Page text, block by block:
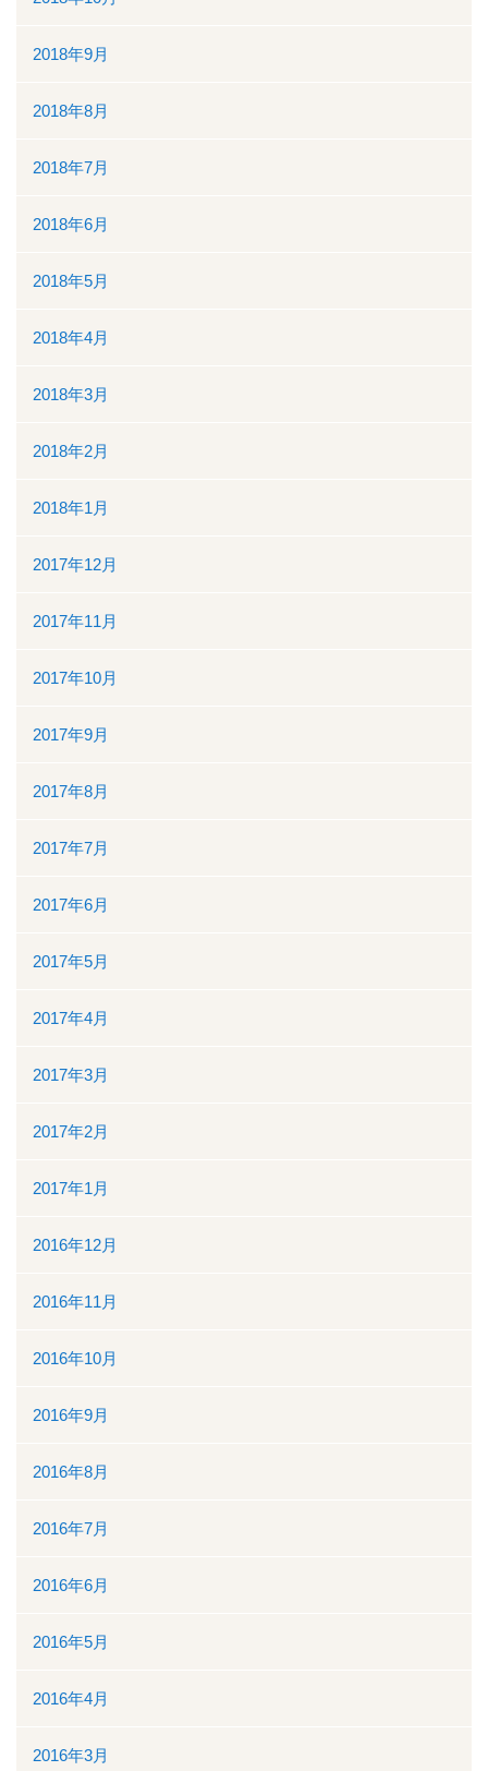
2018年9月
2018年8月
2018年7月
2018年6月
2018年5月
2018年4月
2018年3月
2018年2月
2018年1月
2017年12月
2017年11月
2017年10月
2017年9月
2017年8月
2017年7月
2017年6月
2017年5月
2017年4月
2017年3月
2017年2月
2017年1月
2016年12月
2016年11月
2016年10月
2016年9月
2016年8月
2016年7月
2016年6月
2016年5月
2016年4月
2016年3月